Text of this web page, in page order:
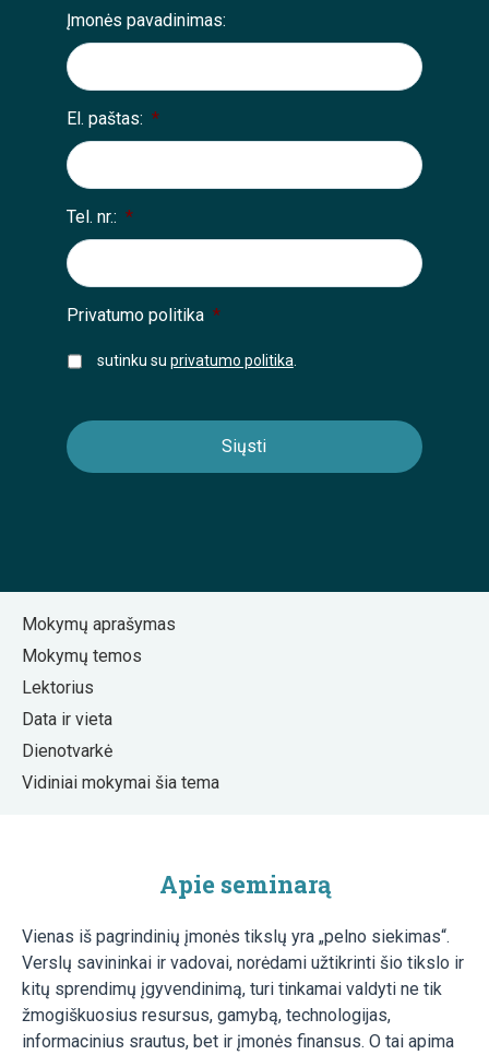
Įmonės pavadinimas:
El. paštas: *
Tel. nr.: *
Privatumo politika *
sutinku su privatumo politika
Mokymų aprašymas
Mokymų temos
Lektorius
Data ir vieta
Dienotvarkė
Vidiniai mokymai šia tema
Apie seminarą
Vienas iš pagrindinių įmonės tikslų yra „pelno siekimas“.
Verslų savininkai ir vadovai, norėdami užtikrinti šio tikslo ir
kitų sprendimų įgyvendinimą, turi tinkamai valdyti ne tik
žmogiškuosius resursus, gamybą, technologijas,
informacinius srautus, bet ir įmonės finansus. O tai apima